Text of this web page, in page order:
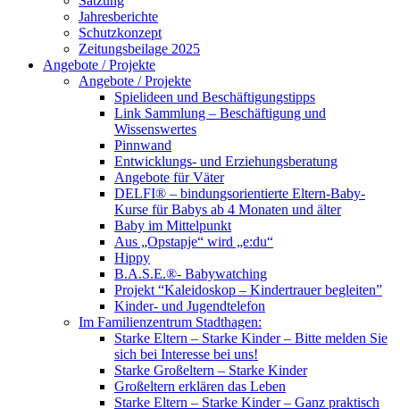
Jahresberichte
Schutzkonzept
Zeitungsbeilage 2025
Angebote / Projekte
Angebote / Projekte
Spielideen und Beschäftigungstipps
Link Sammlung – Beschäftigung und
Wissenswertes
Pinnwand
Entwicklungs- und Erziehungsberatung
Angebote für Väter
DELFI® – bindungsorientierte Eltern-Baby-
Kurse für Babys ab 4 Monaten und älter
Baby im Mittelpunkt
Aus „Opstapje“ wird „e:du“
Hippy
B.A.S.E.®- Babywatching
Projekt “Kaleidoskop – Kindertrauer begleiten”
Kinder- und Jugendtelefon
Im Familienzentrum Stadthagen:
Starke Eltern – Starke Kinder – Bitte melden Sie
sich bei Interesse bei uns!
Starke Großeltern – Starke Kinder
Großeltern erklären das Leben
Starke Eltern – Starke Kinder – Ganz praktisch